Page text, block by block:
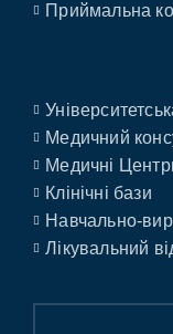
Приймальна
Медичний
Медичні
Клінічні бази
Навчально-
Лікувальний